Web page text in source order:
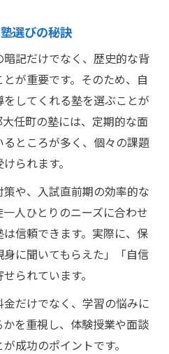
選びの秘訣
記だけでなく、歴史的な背
が重要です。そのため、自
してくれる塾を選ぶことが
任町の塾には、定期的な面
ところが多く、個々の課題
られます。
や、入試直前期の効率的な
人ひとりのニーズに合わせ
信頼できます。実際に、保
に聞いてもらえた」「自信
られています。
だけでなく、学習の悩みに
を重視し、体験授業や面談
成功のポイントです。